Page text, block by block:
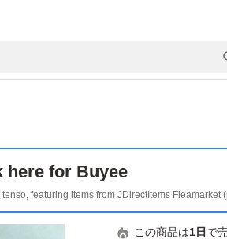
here for Buyee
featuring items from JDirectItems Fleamarket
この商品は1日 で